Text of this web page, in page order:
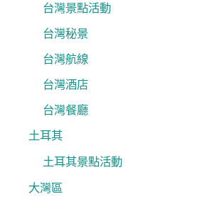
台灣景點活動
台灣秘景
台灣航線
台灣酒店
台灣餐廳
土耳其
土耳其景點活動
大灣區